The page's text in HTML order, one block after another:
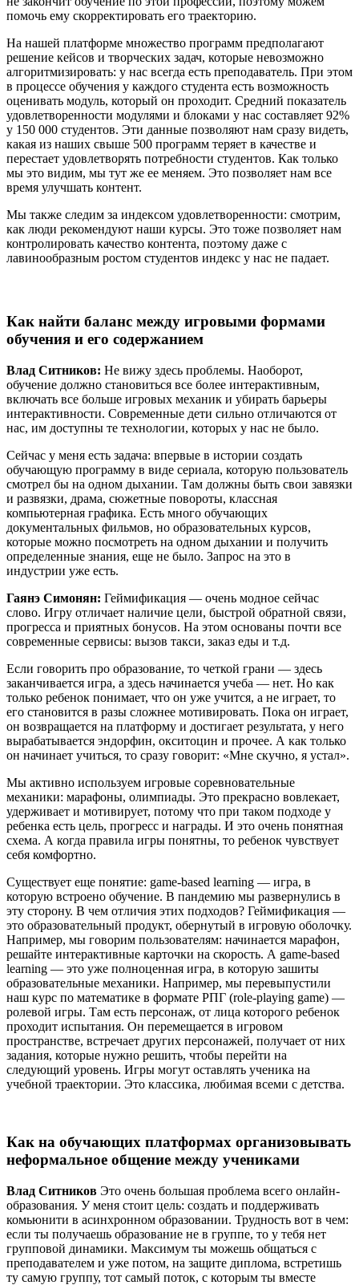
помочь ему скорректировать его траекторию.
На нашей платформе множество программ предполагают
решение кейсов и творческих задач, которые невозможно
алгоритмизировать: у нас всегда есть преподаватель. При этом
в процессе обучения у каждого студента есть возможность
оценивать модуль, который он проходит. Средний показатель
удовлетворенности модулями и блоками у нас составляет 92%
у 150 000 студентов. Эти данные позволяют нам сразу видеть,
какая из наших свыше 500 программ теряет в качестве и
перестает удовлетворять потребности студентов. Как только
мы это видим, мы тут же ее меняем. Это позволяет нам все
время улучшать контент.
Мы также следим за индексом удовлетворенности: смотрим,
как люди рекомендуют наши курсы. Это тоже позволяет нам
контролировать качество контента, поэтому даже с
лавинообразным ростом студентов индекс у нас не падает.
Как найти баланс между игровыми формами
обучения и его содержанием
Влад Ситников: Не вижу здесь проблемы. Наоборот,
обучение должно становиться все более интерактивным,
включать все больше игровых механик и убирать барьеры
интерактивности. Современные дети сильно отличаются от
нас, им доступны те технологии, которых у нас не было.
Сейчас у меня есть задача: впервые в истории создать
обучающую программу в виде сериала, которую пользователь
смотрел бы на одном дыхании. Там должны быть свои завязки
и развязки, драма, сюжетные повороты, классная
компьютерная графика. Есть много обучающих
документальных фильмов, но образовательных курсов,
которые можно посмотреть на одном дыхании и получить
определенные знания, еще не было. Запрос на это в
индустрии уже есть.
Гаянэ Симонян: Геймификация — очень модное сейчас
слово. Игру отличает наличие цели, быстрой обратной связи,
прогресса и приятных бонусов. На этом основаны почти все
современные сервисы: вызов такси, заказ еды и т.д.
Если говорить про образование, то четкой грани — здесь
заканчивается игра, а здесь начинается учеба — нет. Но как
только ребенок понимает, что он уже учится, а не играет, то
его становится в разы сложнее мотивировать. Пока он играет,
он возвращается на платформу и достигает результата, у него
вырабатывается эндорфин, окситоцин и прочее. А как только
он начинает учиться, то сразу говорит: «Мне скучно, я устал».
Мы активно используем игровые соревновательные
механики: марафоны, олимпиады. Это прекрасно вовлекает,
удерживает и мотивирует, потому что при таком подходе у
ребенка есть цель, прогресс и награды. И это очень понятная
схема. А когда правила игры понятны, то ребенок чувствует
себя комфортно.
Существует еще понятие: game-based learning — игра, в
которую встроено обучение. В пандемию мы развернулись в
эту сторону. В чем отличия этих подходов? Геймификация —
это образовательный продукт, обернутый в игровую оболочку.
Например, мы говорим пользователям: начинается марафон,
решайте интерактивные карточки на скорость. А game-based
learning — это уже полноценная игра, в которую зашиты
образовательные механики. Например, мы перевыпустили
наш курс по математике в формате РПГ (role-playing game) —
ролевой игры. Там есть персонаж, от лица которого ребенок
проходит испытания. Он перемещается в игровом
пространстве, встречает других персонажей, получает от них
задания, которые нужно решить, чтобы перейти на
следующий уровень. Игры могут оставлять ученика на
учебной траектории. Это классика, любимая всеми с детства.
Как на обучающих платформах организовывать
неформальное общение между учениками
Влад Ситников Это очень большая проблема всего онлайн-
образования. У меня стоит цель: создать и поддерживать
комьюнити в асинхронном образовании. Трудность вот в чем:
если ты получаешь образование не в группе, то у тебя нет
групповой динамики. Максимум ты можешь общаться с
преподавателем и уже потом, на защите диплома, встретишь
ту самую группу, тот самый поток, с которым ты вместе